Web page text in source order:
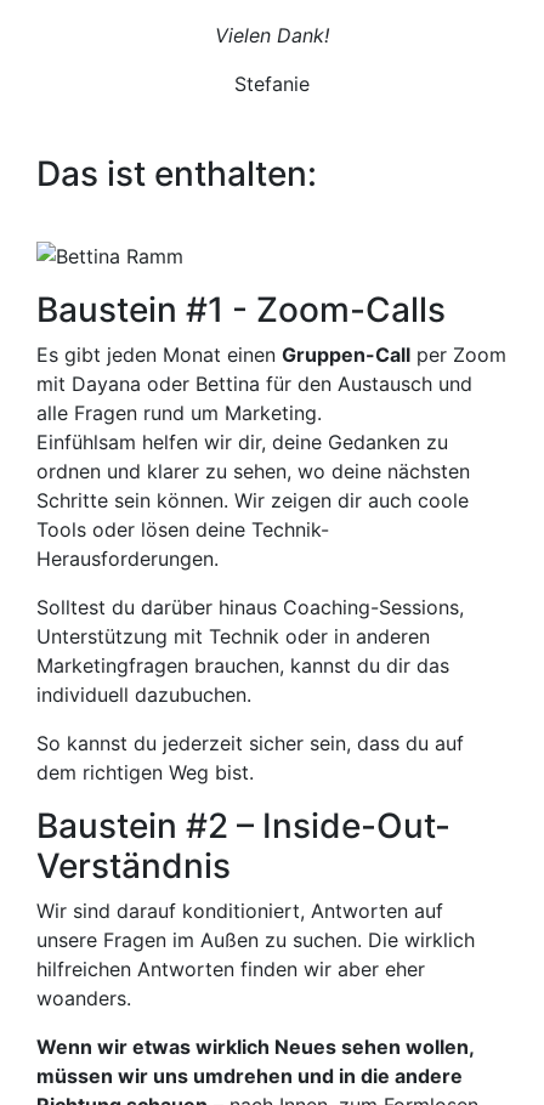
Vielen Dank!
Stefanie
Das ist enthalten:
Baustein #1 - Zoom-Calls
Es gibt jeden Monat einen Gruppen-Call per Zoom
mit Dayana oder Bettina für den Austausch und
alle Fragen rund um Marketing.
Einfühlsam helfen wir dir, deine Gedanken zu
ordnen und klarer zu sehen, wo deine nächsten
Schritte sein können. Wir zeigen dir auch coole
Tools oder lösen deine Technik-
Herausforderungen.
Solltest du darüber hinaus Coaching-Sessions,
Unterstützung mit Technik oder in anderen
Marketingfragen brauchen, kannst du dir das
individuell dazubuchen.
So kannst du jederzeit sicher sein, dass du auf
dem richtigen Weg bist.
Baustein #2 – Inside-Out-
Verständnis
Wir sind darauf konditioniert, Antworten auf
unsere Fragen im Außen zu suchen. Die wirklich
hilfreichen Antworten finden wir aber eher
woanders.
Wenn wir etwas wirklich Neues sehen wollen,
müssen wir uns umdrehen und in die andere